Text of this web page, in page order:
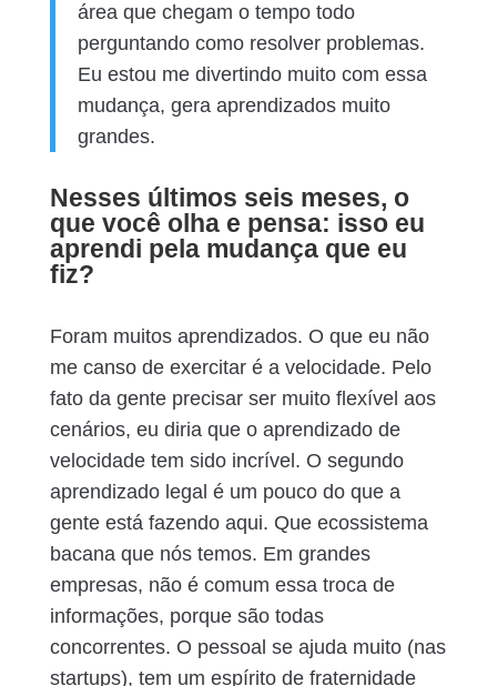
área que chegam o tempo todo
perguntando como resolver problemas.
Eu estou me divertindo muito com essa
mudança, gera aprendizados muito
grandes.
Nesses últimos seis meses, o
que você olha e pensa: isso eu
aprendi pela mudança que eu
fiz?
Foram muitos aprendizados. O que eu não
me canso de exercitar é a velocidade. Pelo
fato da gente precisar ser muito flexível aos
cenários, eu diria que o aprendizado de
velocidade tem sido incrível. O segundo
aprendizado legal é um pouco do que a
gente está fazendo aqui. Que ecossistema
bacana que nós temos. Em grandes
empresas, não é comum essa troca de
informações, porque são todas
concorrentes. O pessoal se ajuda muito (nas
startups), tem um espírito de fraternidade